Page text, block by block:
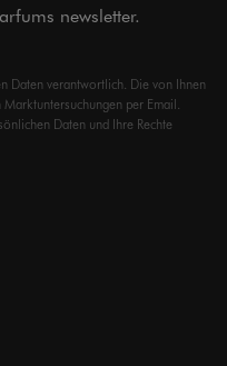
newsletter.
Daten verantwortlich. Die von Ihnen
per Email.
Daten und Ihre Rechte